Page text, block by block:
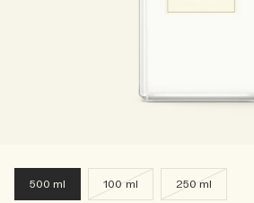
500 ml 100 ml 250 ml